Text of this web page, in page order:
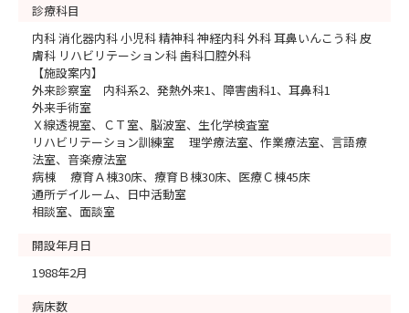
診療科目
内科 消化器内科 小児科 精神科 神経内科 外科 耳鼻いんこう科 皮
膚科 リハビリテーション科 歯科口腔外科
【施設案内】
外来診察室 内科系2、発熱外来1、障害歯科1、耳鼻科1
外来手術室
Ｘ線透視室、ＣＴ室、脳波室、生化学検査室
リハビリテーション訓練室 理学療法室、作業療法室、言語療
法室、音楽療法室
病棟 療育Ａ棟30床、療育Ｂ棟30床、医療Ｃ棟45床
通所デイルーム、日中活動室
相談室、面談室
開設年月日
1988年2月
病床数